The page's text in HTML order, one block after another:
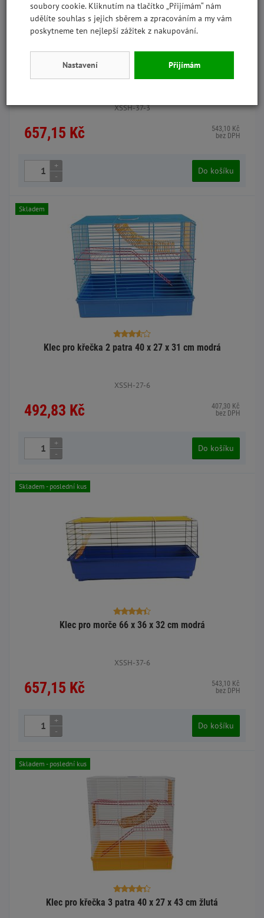
Klec pro morče 66 x 36 x 32 cm zelená
XSSH-37-3
657,15 Kč
543,10 Kč
bez DPH
+
-
Do košíku
Klec pro křečka 2 patra 40 x 27 x 31 cm modrá
XSSH-27-6
492,83 Kč
407,30 Kč
bez DPH
Skladem
+
-
Do košíku
Klec pro morče 66 x 36 x 32 cm modrá
XSSH-37-6
657,15 Kč
543,10 Kč
bez DPH
Skladem - poslední kus
+
-
Do košíku
Klec pro křečka 3 patra 40 x 27 x 43 cm žlutá
Skladem - poslední kus
soubory cookie. Kliknutím na tlačítko „Přijímám“ nám
udělíte souhlas s jejich sběrem a zpracováním a my vám
poskytneme ten nejlepší zážitek z nakupování.
Nastavení Přijímám